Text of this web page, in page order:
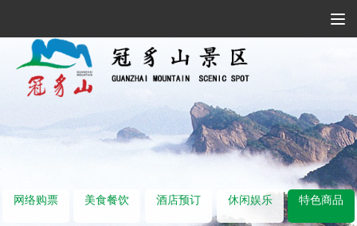
网络购票 美食餐饮 酒店预订 休闲娱乐 特色商品